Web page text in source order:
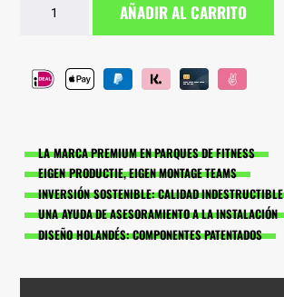
táctica
BarManiaPro®
AÑADIR AL CARRITO
LA MARCA PREMIUM EN PARQUES DE FITNESS
EIGEN PRODUCTIE, EIGEN MONTAGE TEAMS
INVERSIÓN SOSTENIBLE: CALIDAD INDESTRUCTIBLE
UNA AYUDA DE ASESORAMIENTO A LA INSTALACIÓN
DISEÑO HOLANDÉS: COMPONENTES PATENTADOS